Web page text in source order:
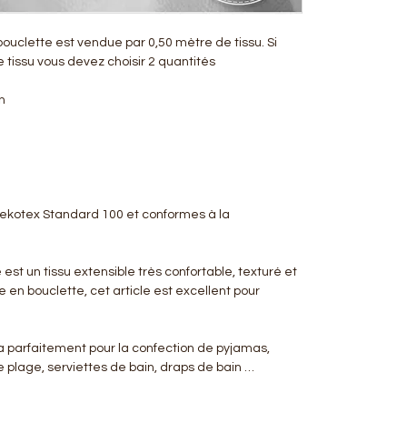
est vendue par 0,50 mètre de tissu. Si
tissu vous devez choisir 2 quantités
Standard 100 et conformes à la
est un tissu extensible très confortable, texturé et
en bouclette, cet article est excellent pour
parfaitement pour la confection de pyjamas,
plage, serviettes de bain, draps de bain …